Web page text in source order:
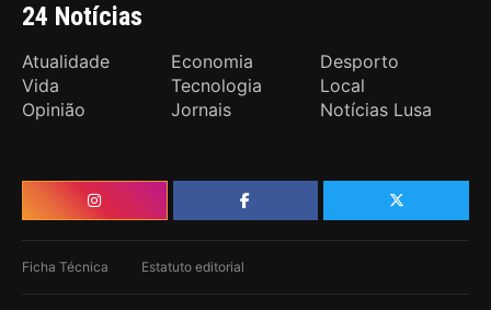
24 Notícias
Atualidade Economia
Desporto
Vida
Tecnologia
Local
Opinião
Jornais Notícias Lusa
Ficha Técnica Estatuto editorial